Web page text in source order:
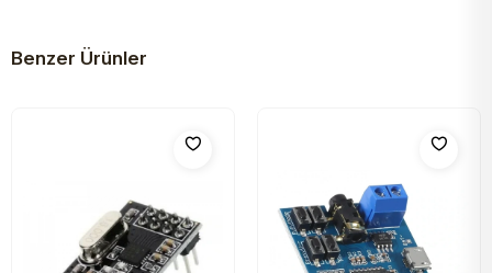
Benzer Ürünler